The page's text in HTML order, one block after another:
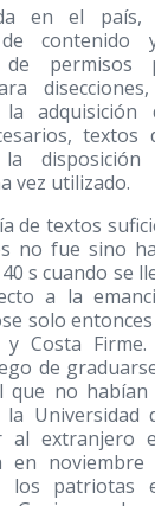
en el país,
contenido
de
la
vez utilizado.
de textos
no fue sino
s cuando se
a la
solo
Costa
de
que no habían
Universidad
al extranjero
en
los